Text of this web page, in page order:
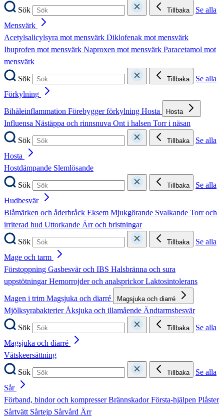
Sök
Tillbaka
Se alla
Mensvärk
Acetylsalicylsyra mot mensvärk Diklofenak mot mensvärk
Ibuprofen mot mensvärk Naproxen mot mensvärk Paracetamol mot
mensvärk
Sök
Tillbaka
Se alla
Förkylning
Bihåleinflammation Förebygger förkylning Hosta Hosta
Influensa Nästäppa och rinnsnuva Ont i halsen Torr i näsan
Sök
Tillbaka
Se alla
Hosta
Hostdämpande Slemlösande
Sök
Tillbaka
Se alla
Hudbesvär
Blåmärken och åderbråck Eksem Mjukgörande Svalkande Torr och
irriterad hud Uttorkande Ärr och bristningar
Sök
Tillbaka
Se alla
Mage och tarm
Förstoppning Gasbesvär och IBS Halsbränna och sura
uppstötningarHemorrojder och analsprickorLaktosintolerans
Magen i trim Magsjuka och diarré Magsjuka och diarré
MjölksyrabakterierÅksjuka och illamående Ändtarmsbesvär
Sök
Tillbaka
Se alla
Magsjuka och diarré
Vätskeersättning
Sök
Tillbaka
Se alla
Sår
Förband, bindor och kompresserBrännskadorFörsta-hjälpen Plåster
Sårtvätt Sårtejp Sårvård Ärr